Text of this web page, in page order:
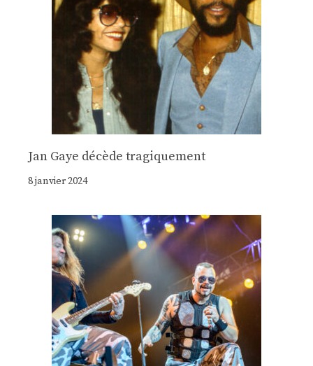
Jan Gaye décède tragiquement
8 janvier 2024